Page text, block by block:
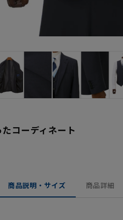
コーディネート
商品説明・サイズ 商品詳細